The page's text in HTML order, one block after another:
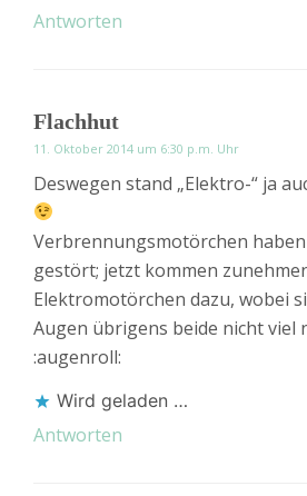
Antworten
Flachhut
11. Oktober 2014 um 6:30 p.m. Uhr
Deswegen stand „Elektro-“ ja
Verbrennungsmotörchen
gestört; jetzt kommen
Elektromotörchen dazu, wobei
Augen übrigens beide nicht viel
:augenroll:
Wird geladen …
Antworten